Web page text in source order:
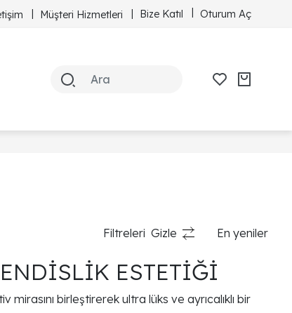
Müşteri Hizmetleri Bize Katıl Oturum Aç
Filtreleri Gizle En yeniler
ESTETİĞİ
birleştirerek ultra lüks ve ayrıcalıklı bir